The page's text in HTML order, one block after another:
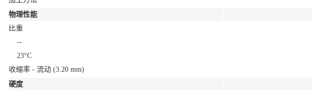
物理性能
比重
--
23°C
收缩率 - 流动 (3.20 mm)
硬度